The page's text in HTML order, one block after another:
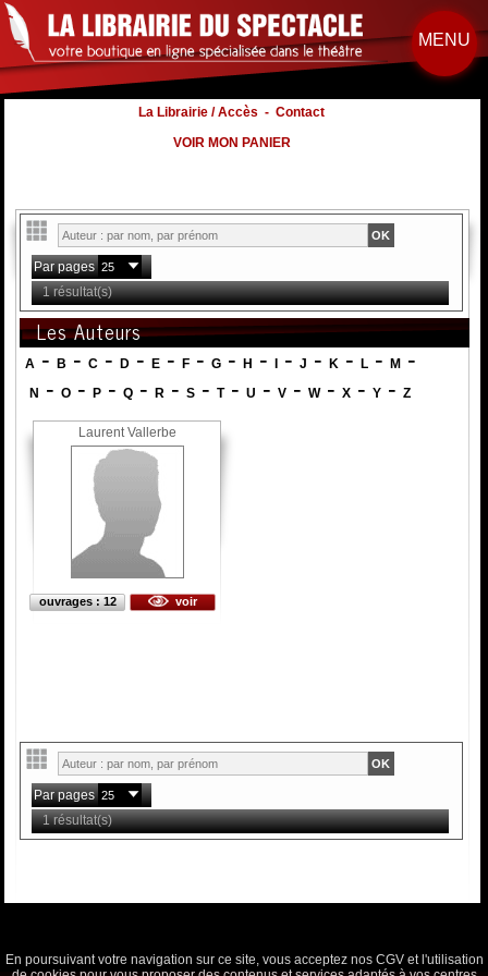
MENU
La Librairie / Accès -Contact
VOIR MON PANIER
Par pages
1 résultat(s)
Les Auteurs
A - B - C- D- E- F- G- H - - J - K - L- M-
N -O -P -Q -R -S -T-U -V -W-X -Y -Z
Laurent Vallerbe
ouvrages : 12 voir
Par pages
1 résultat(s)
En poursuivant votre navigation sur ce site, vous acceptez nos CGV et l'utilisation